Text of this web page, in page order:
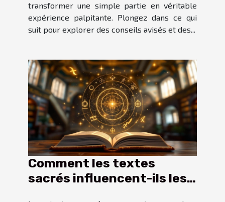
transformer une simple partie en véritable
expérience palpitante. Plongez dans ce qui
suit pour explorer des conseils avisés et des...
Comment les textes
sacrés influencent-ils les